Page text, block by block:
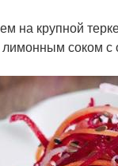
на крупной
соком с